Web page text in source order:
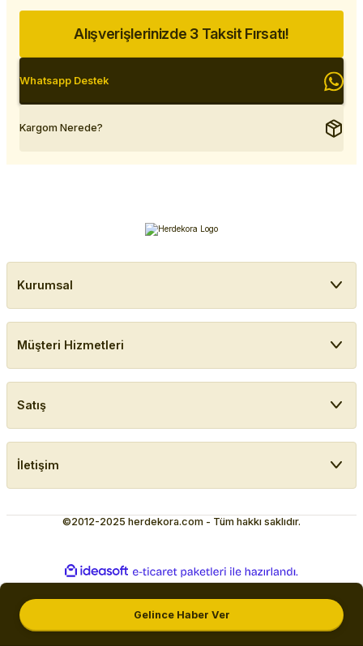
Gelince Haber Ver
Alışverişlerinizde 3 Taksit Fırsatı!
Whatsapp Destek
Kargom Nerede?
Kurumsal
Müşteri Hizmetleri
Satış
İletişim
©2012-2025 herdekora.com - Tüm hakkı saklıdır.
ideasoft
e-
ticaret
hazırlandı.